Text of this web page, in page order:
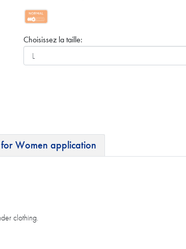
Choisissez la taille:
for Women application
clothing.